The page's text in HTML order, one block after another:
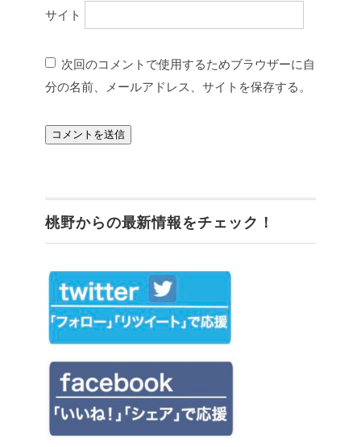
サイト
次回のコメントで使用するためブラウザーに自
分の名前、メールアドレス、サイトを保存する。
桃野からの最新情報をチェック！